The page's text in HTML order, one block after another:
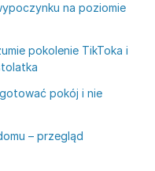
na poziomie
pokolenie TikToka i
pokój i nie
– przegląd